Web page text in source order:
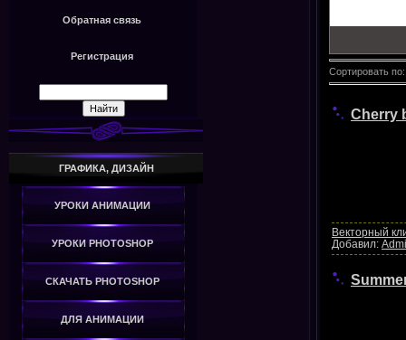
Обратная связь
Регистрация
ГРАФИКА, ДИЗАЙН
УРОКИ АНИМАЦИИ
УРОКИ PHOTOSHOP
СКАЧАТЬ PHOTOSHOP
ДЛЯ АНИМАЦИИ
Сортировать по
Cherry
Векторный
Добавил: